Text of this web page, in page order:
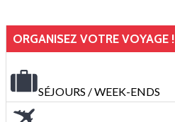
ORGANISEZ VOTRE VOYAGE !
SÉJOURS / WEEK-ENDS